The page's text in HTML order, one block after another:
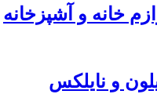
خانه و آشپزخانه
و نایلکس